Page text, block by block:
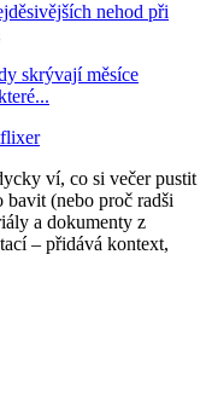
nehod při
skrývají měsíce
ví, co si večer pustit
bavit (nebo proč radši
a dokumenty z
– přidává kontext,